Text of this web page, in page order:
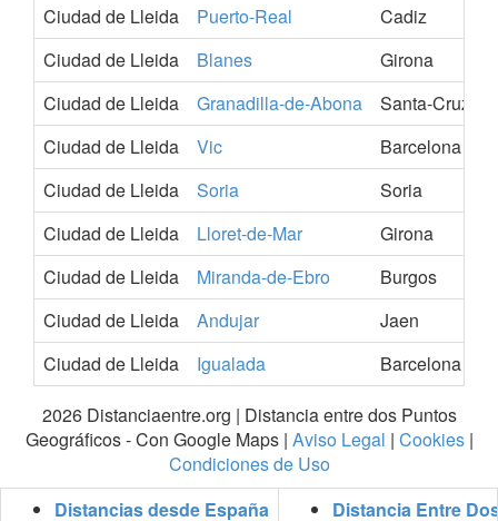
Ciudad de Lleida
Puerto-Real
Cadiz
Ciudad de Lleida
Blanes
Girona
Ciudad de Lleida
Granadilla-de-Abona
Santa-Cruz-
Ciudad de Lleida
Vic
Barcelona
Ciudad de Lleida
Soria
Soria
Ciudad de Lleida
Lloret-de-Mar
Girona
Ciudad de Lleida
Miranda-de-Ebro
Burgos
Ciudad de Lleida
Andujar
Jaen
Ciudad de Lleida
Igualada
Barcelona
2026 Distanciaentre.org | Distancia entre dos Puntos
Geográficos - Con Google Maps | Aviso Legal | Cookies|
Condiciones de Uso
Distancias desde España
Distancia Entre